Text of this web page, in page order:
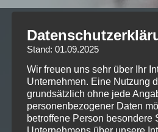
Stand: 01.09.2025
Wir freuen uns sehr über Ihr
Unternehmen. Eine Nutzung
grundsätzlich ohne jede
personenbezogener Daten
betroffene Person besondere